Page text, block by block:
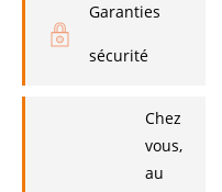
Garanties
sécurité
Chez
vous,
au